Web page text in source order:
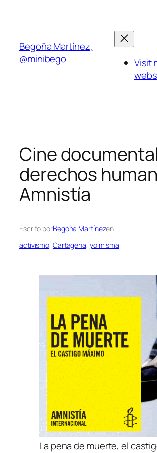
Begoña Martínez,
@minibego
Visit
Cine
derechos
Amnistía
Escrito porBegoña Martínezen
activismo, Cartagena, yo misma
La pena de muerte, el